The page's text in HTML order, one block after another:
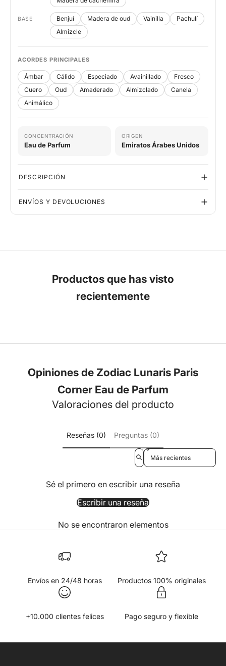
BASE Benjuí Madera de oud Vainilla
Pachulí
Almizcle
ACORDES PRINCIPALES
Ámbar Cálido Especiado Avainillado
Fresco
Cuero
Oud Amaderado Almizclado
Canela
Animálico
CONCENTRACIÓN
Eau de Parfum
ORIGEN
Emiratos Árabes Unidos
DESCRIPCIÓN
ENVÍOS Y DEVOLUCIONES
Productos que has visto
recientemente
Opiniones de Zodiac Lunaris Paris
Corner Eau de Parfum
Valoraciones del producto
Reseñas (0) Preguntas (0)
Sort reviews by
Sé el primero en escribir una reseña
Escribir una reseña
No se encontraron elementos
Envíos en 24/48 horas Productos 100% originales
+10.000 clientes felices Pago seguro y flexible